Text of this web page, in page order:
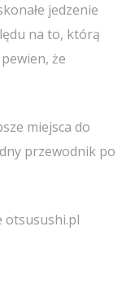
jedzenie
na to, którą
że
miejsca do
przewodnik po
otsusushi.pl